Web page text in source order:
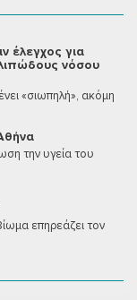
έλεγχος για
νόσου
«σιωπηλή», ακόμη
την υγεία του
επηρεάζει τον